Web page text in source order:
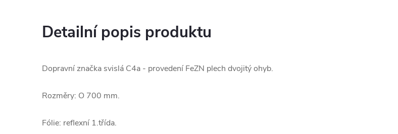
Detailní popis produktu
Dopravní značka svislá C4a - provedení FeZN plech dvojitý ohyb.
Rozměry: O 700 mm.
Fólie: reflexní 1.třída.